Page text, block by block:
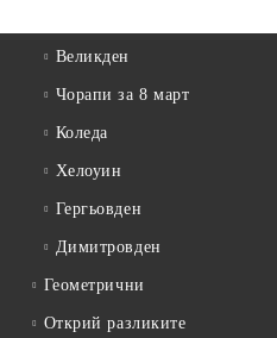
Великден
Чорапи за 8 март
Коледа
Хелоуин
Гергьовден
Димитровден
Геометрични
Открий разликите